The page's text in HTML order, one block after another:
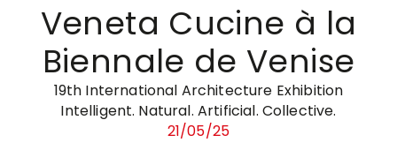
Veneta Cucine à la
Biennale de Venise
19th International Architecture Exhibition
Intelligent. Natural. Artificial. Collective.
21/05/25